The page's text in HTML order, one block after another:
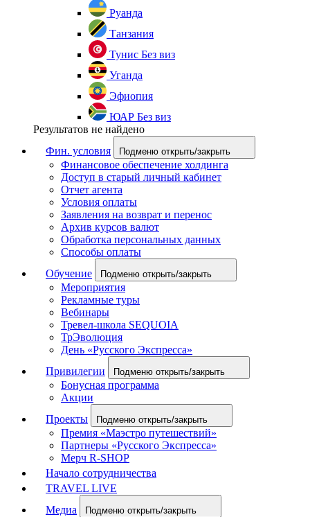
Руанда
Танзания
Тунис Без виз
Уганда
Эфиопия
ЮАР Без виз
Результатов не найдено
Фин. условия
Подменю открыть/закрыть
Финансовое обеспечение холдинга
Доступ в старый личный кабинет
Отчет агента
Условия оплаты
Заявления на возврат и перенос
Архив курсов валют
Обработка персональных данных
Способы оплаты
Обучение
Подменю открыть/закрыть
Мероприятия
Рекламные туры
Вебинары
Тревел-школа SEQUOIA
ТрЭволюция
День «Русского Экспресса»
Привилегии
Подменю открыть/закрыть
Бонусная программа
Акции
Проекты
Подменю открыть/закрыть
Премия «Маэстро путешествий»
Партнеры «Русского Экспресса»
Мерч R-SHOP
Начало сотрудничества
TRAVEL LIVE
Медиа
Подменю открыть/закрыть